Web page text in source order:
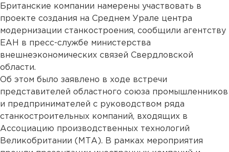
Британские компании намерены участвовать в
проекте создания на Среднем Урале центра
модернизации станкостроения, сообщили агентству
ЕАН в пресс-службе министерства
внешнеэкономических связей Свердловской
области.
Об этом было заявлено в ходе встречи
представителей областного союза промышленников
и предпринимателей с руководством ряда
станкостроительных компаний, входящих в
Ассоциацию производственных технологий
Великобритании (МТА). В рамках мероприятия